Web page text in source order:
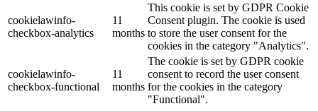
cookielawinfo-
checkbox-analytics
11
months
This cookie is set by GDPR Cookie
Consent plugin. The cookie is used
to store the user consent for the
cookies in the category "Analytics".
cookielawinfo-
checkbox-functional
11
months
The cookie is set by GDPR cookie
consent to record the user consent
for the cookies in the category
"Functional".